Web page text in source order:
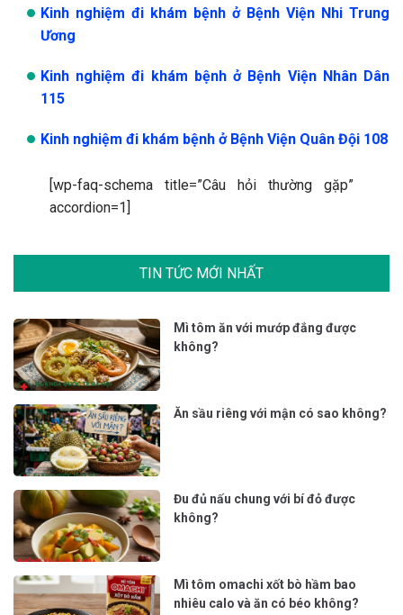
Kinh nghiệm đi khám bệnh ở Bệnh Viện Nhi Trung
Ương
Kinh nghiệm đi khám bệnh ở Bệnh Viện Nhân Dân
115
Kinh nghiệm đi khám bệnh ở Bệnh Viện Quân Đội 108
[wp-faq-schema title=”Câu hỏi thường gặp”
accordion=1]
TIN TỨC MỚI NHẤT
Mì tôm ăn với mướp đắng được
không?
Ăn sầu riêng với mận có sao không?
Đu đủ nấu chung với bí đỏ được
không?
Mì tôm omachi xốt bò hầm bao
nhiêu calo và ăn có béo không?